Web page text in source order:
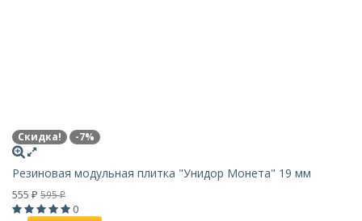
Скидка! -7%
Резиновая модульная плитка "Унидор Монета" 19 мм
555 ₽ 595₽
0